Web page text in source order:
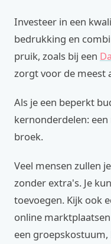
Investeer in een
bedrukking en
pruik, zoals bij een
zorgt voor de meest
Als je een beperkt
kernonderdelen:
broek.
Veel mensen zullen
zonder extra's. Je
toevoegen. Kijk ook
online
een